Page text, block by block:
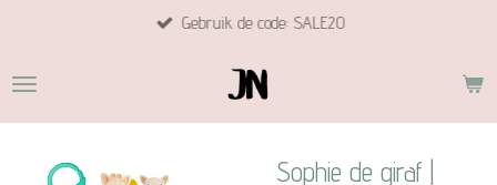
naar
hoofdinhoud
Gebruik de code: SALE20
Sophie de giraf |